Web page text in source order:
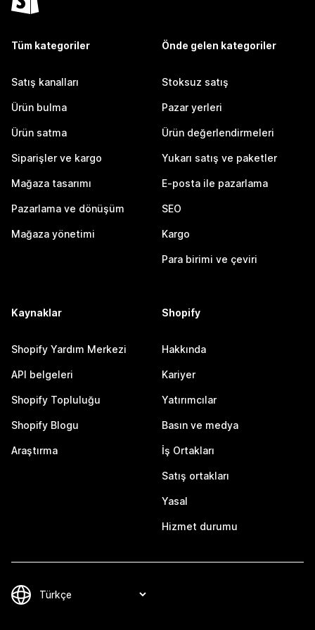
Tüm kategoriler
Satış kanalları
Ürün bulma
Ürün satma
Siparişler ve kargo
Mağaza tasarımı
Pazarlama ve dönüşüm
Mağaza yönetimi
Önde gelen kategoriler
Stoksuz satış
Pazar yerleri
Ürün değerlendirmeleri
Yukarı satış ve paketler
E-posta ile pazarlama
SEO
Kargo
Para birimi ve çeviri
Kaynaklar
Shopify Yardım Merkezi
API belgeleri
Shopify Topluluğu
Shopify Blogu
Araştırma
Shopify
Hakkında
Kariyer
Yatırımcılar
Basın ve medya
İş Ortakları
Satış ortakları
Yasal
Hizmet durumu